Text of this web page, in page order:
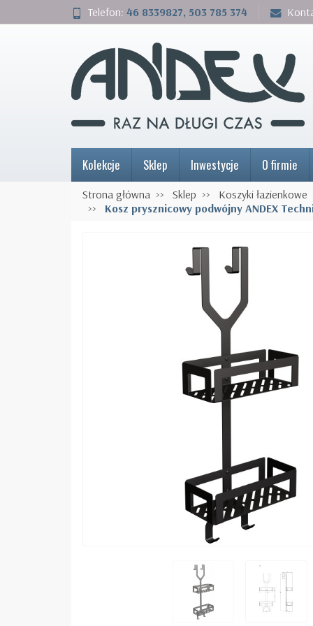
Telefon: 46 8339827, 503 785 374
Kolekcje Sklep Inwestycje O firmie
Strona główna Sklep
Koszyki łazienkowe
Kosz prysznicowy podwójny ANDEX